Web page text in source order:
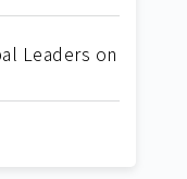
Leaders on